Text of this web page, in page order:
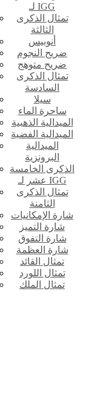
لـ IGG
تمثال الذكرى
الثالثة
أنوبيس
ضريح النجوم
ضريح متوهج
تمثال الذكرى
السادسة
سيلا
ساحرة الماء
الميدالية الذهبية
الميدالية الفضية
الميدالية
البرونزية
الذكرى الخامسة
عشر لـ IGG
تمثال الذكرى
الثامنة
شارة الإمكانيات
شارة التميز
شارة التفوق
شارة العظمة
تمثال القائد
تمثال اللورد
تمثال الملك